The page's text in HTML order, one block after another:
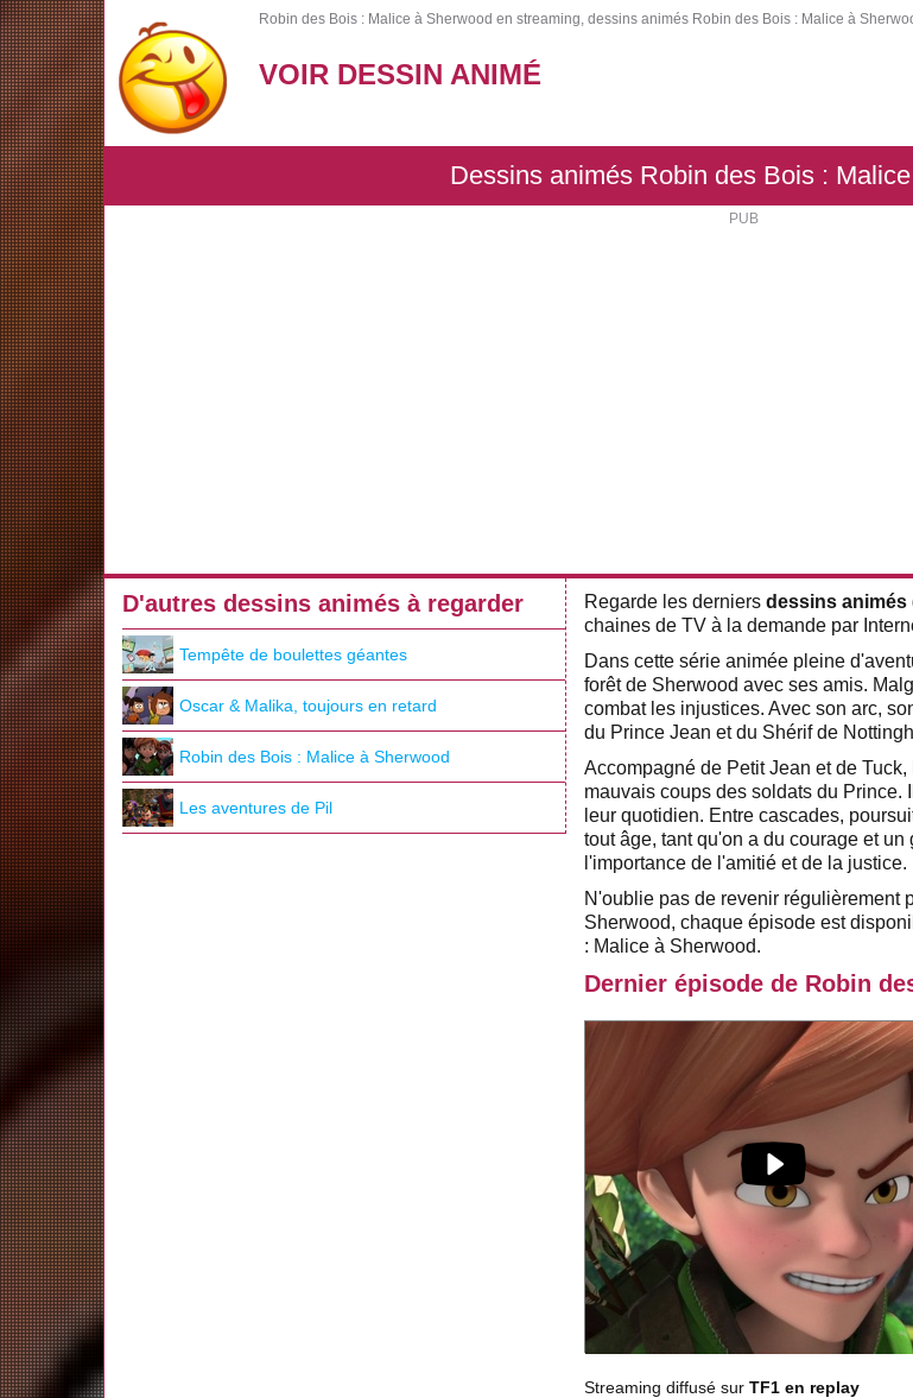
Robin des Bois : Malice à Sherwood en streaming, dessins animés Robin des Bois : Malice à
VOIR DESSIN ANIMÉ
Dessins animés Robin des Bois :
Regarde les derniersdessins animés
chaines de TV à la demande par
Dans cette série animée pleine
forêt de Sherwood avec ses amis.
combat les injustices. Avec son arc,
du Prince Jean et du Shérif de
Accompagné de Petit Jean et de
mauvais coups des soldats du
leur quotidien. Entre cascades,
tout âge, tant qu'on a du courage et
l'importance de l'amitié et de la justice.
N'oublie pas de revenir régulièrement
Sherwood, chaque épisode est
: Malice à Sherwood.
Dernier épisode de Robin
Streaming diffusé surTF1 en replay
D'autres dessins animés à regarder
Tempête de boulettes géantes
Oscar & Malika, toujours en retard
Robin des Bois : Malice à Sherwood
Les aventures de Pil